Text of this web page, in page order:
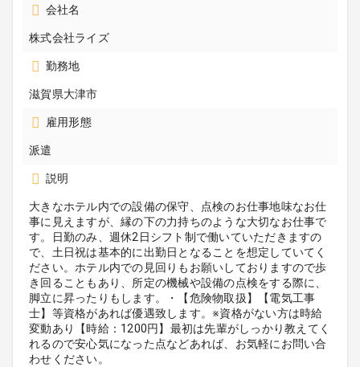
会社名
株式会社ライズ
勤務地
滋賀県大津市
雇用形態
派遣
説明
大きなホテル内での設備の保守、点検のお仕事地味なお仕
事に見えますが、縁の下の力持ちのような大切なお仕事で
す。日勤のみ、週休2日シフト制で働いていただきますの
で、土日祝は基本的に出勤日となることを想定していてく
ださい。ホテル内での見回りもお願いしておりますので歩
き回ることもあり、所定の機械や設備の点検をする際に、
脚立に昇ったりもします。・【危険物取扱】【電気工事
士】等資格があれば優遇致します。※資格がない方は時給
変動あり【時給：1200円】最初は先輩がしっかり教えてく
れるので安心気になった点などあれば、お気軽にお問い合
わせください。